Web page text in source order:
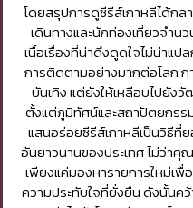
โดยสรุปการดูซีรีส์เกาหลีได้ก
เดินทางและนักท่องเที่ยวจำน
เนื้อเรื่องที่น่าดึงดูดใจไม่น่าแป
การติดตามอย่างมากต่อโลก ก
บันเทิง แต่ยังให้เหลือบไปยัง
ตั้งแต่ภูมิทัศน์และสถาปัตยกรร
แสนอร่อยซีรีส์เกาหลีเป็นวิธี
อันยาวนานของประเทศ ไม่ว่าคุ
เพียงแค่มองหารายการใหม่เพื่
ความประทับใจที่ยั่งยืน ดังนั้นค